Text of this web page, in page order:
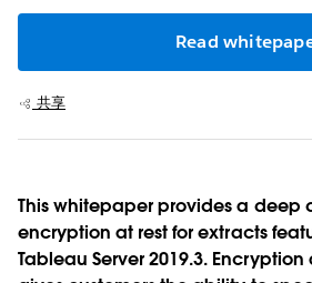
Read
共享
This whitepaper provides a deep
encryption at rest for extracts
Tableau Server 2019.3.